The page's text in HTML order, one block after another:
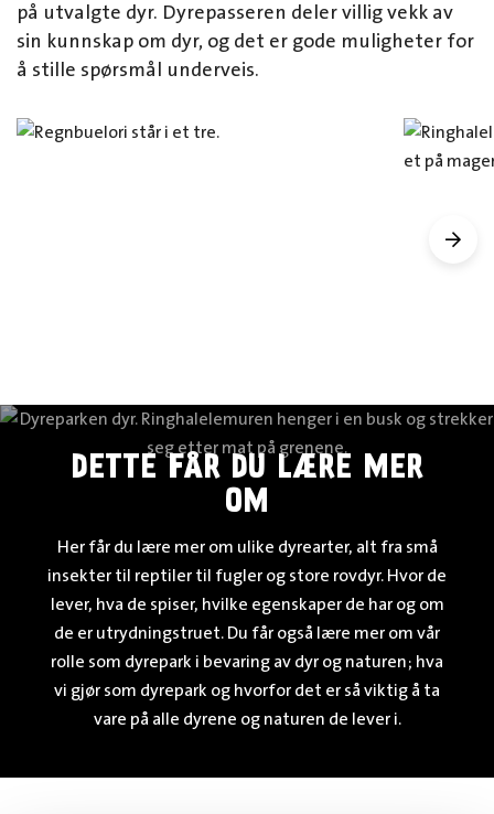
på utvalgte dyr. Dyrepasseren deler villig vekk av
sin kunnskap om dyr, og det er gode muligheter for
å stille spørsmål underveis.
DETTE FÅR DU LÆRE MER
OM
Her får du lære mer om ulike dyrearter, alt fra små
insekter til reptiler til fugler og store rovdyr. Hvor de
lever, hva de spiser, hvilke egenskaper de har og om
de er utrydningstruet. Du får også lære mer om vår
rolle som dyrepark i bevaring av dyr og naturen; hva
vi gjør som dyrepark og hvorfor det er så viktig å ta
vare på alle dyrene og naturen de lever i.